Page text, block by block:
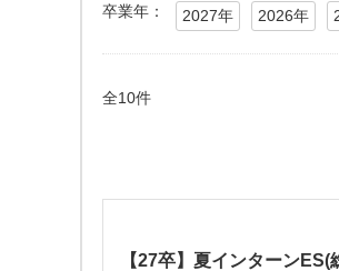
動
卒業年： 2027年 2026年
全10件
【27卒】夏インターンES(